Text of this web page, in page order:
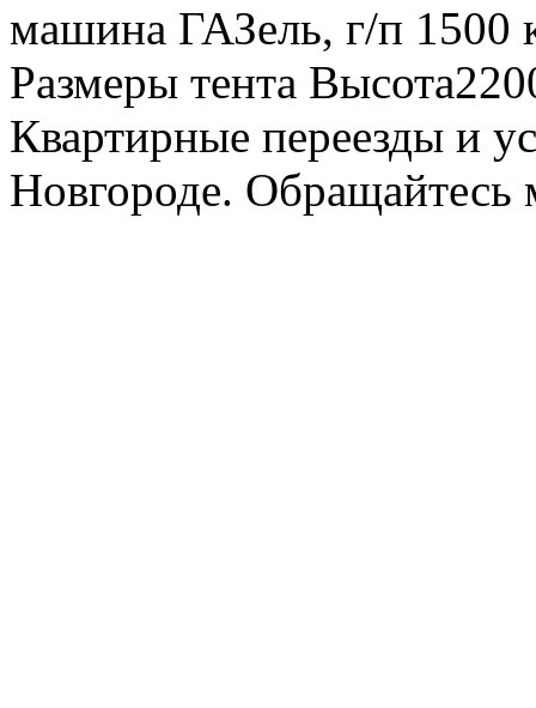
машина ГАЗель, г/п 1500
Размеры тента
Квартирные переезды и
Новгороде.